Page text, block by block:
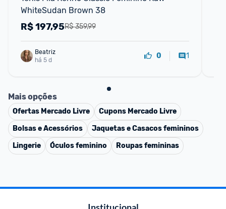
WhiteSudan Brown 38
R$ 359,99
R$197,95
Beatriz
há 5 d
0 1
Mais opções
Ofertas Mercado Livre Cupons Mercado Livre
Bolsas e Acessórios
Jaquetas e Casacos femininos
Lingerie
Óculos feminino Roupas femininas